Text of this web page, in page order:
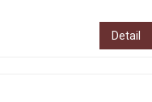
Detail